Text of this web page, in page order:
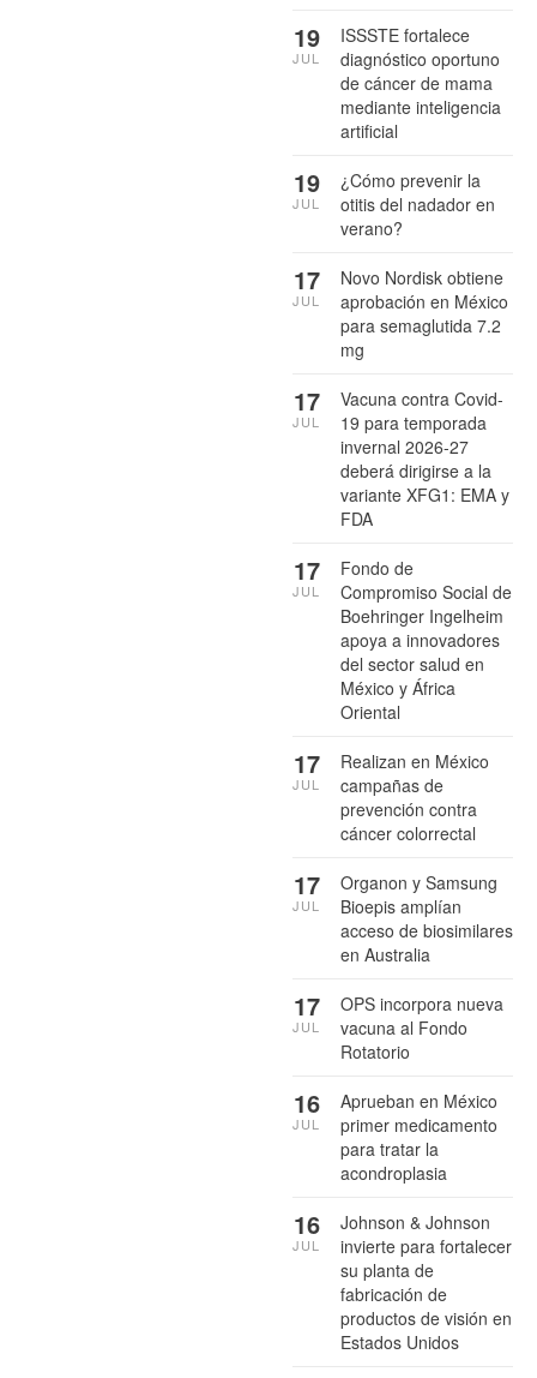
ISSSTE fortalece
diagnóstico oportuno
de cáncer de mama
mediante inteligencia
artificial
19
JUL
¿Cómo prevenir la
otitis del nadador en
verano?
19
JUL
Novo Nordisk obtiene
aprobación en México
para semaglutida 7.2
mg
17
JUL
Vacuna contra Covid-
19 para temporada
invernal 2026-27
deberá dirigirse a la
variante XFG1: EMA y
FDA
17
JUL
Fondo de
Compromiso Social de
Boehringer Ingelheim
apoya a innovadores
del sector salud en
México y África
Oriental
17
JUL
Realizan en México
campañas de
prevención contra
cáncer colorrectal
17
JUL
Organon y Samsung
Bioepis amplían
acceso de biosimilares
en Australia
17
JUL
OPS incorpora nueva
vacuna al Fondo
Rotatorio
17
JUL
Aprueban en México
primer medicamento
para tratar la
acondroplasia
16
JUL
Johnson & Johnson
invierte para fortalecer
su planta de
fabricación de
productos de visión en
Estados Unidos
16
JUL